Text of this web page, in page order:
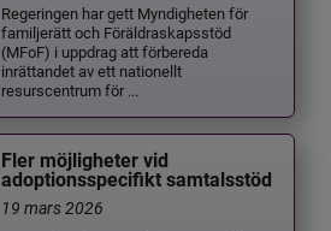
Regeringen har gett Myndigheten för
familjerätt och Föräldraskapsstöd
(MFoF) i uppdrag att förbereda
inrättandet av ett nationellt
resurscentrum för ...
Fler möjligheter vid
adoptionsspecifikt samtalsstöd
19 mars 2026